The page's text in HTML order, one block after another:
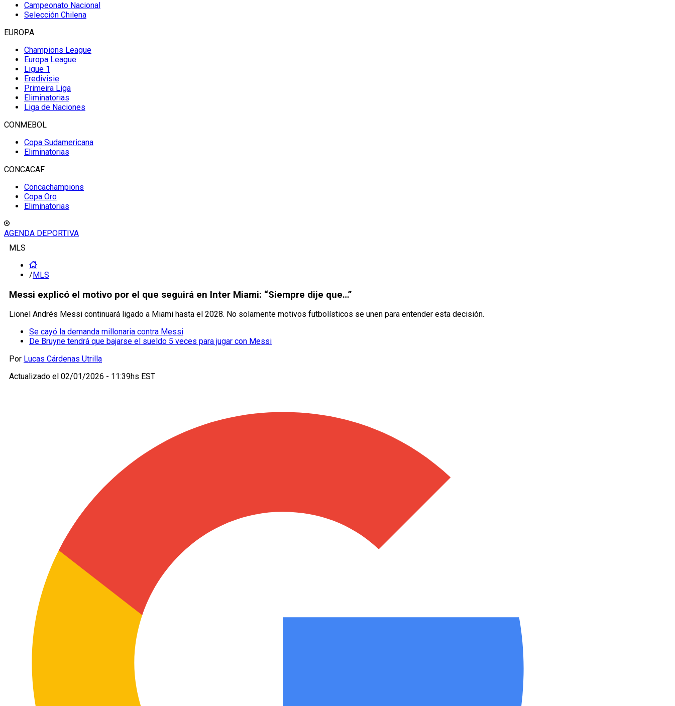
Campeonato Nacional
Selección Chilena
EUROPA
Champions League
Europa League
Ligue 1
Eredivisie
Primeira Liga
Eliminatorias
Liga de Naciones
CONMEBOL
Copa Sudamericana
Eliminatorias
CONCACAF
Concachampions
Copa Oro
Eliminatorias
AGENDA DEPORTIVA
MLS
/MLS
Messi explicó el motivo por el que seguirá en Inter Miami: “Siempre dije que…”
Lionel Andrés Messi continuará ligado a Miami hasta el 2028. No solamente motivos futbolísticos se unen para entender esta decisión.
Se cayó la demanda millonaria contra Messi
De Bruyne tendrá que bajarse el sueldo 5 veces para jugar con Messi
Por Lucas Cárdenas Utrilla
Actualizado el 02/01/2026 - 11:39hs EST